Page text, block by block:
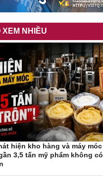
XEM NHIỀU
hiện kho hàng và máy móc
3,5 tấn mỹ phẩm không có